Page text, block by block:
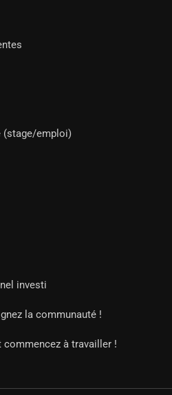
(stage/emploi)
investi
la communauté !
à travailler !